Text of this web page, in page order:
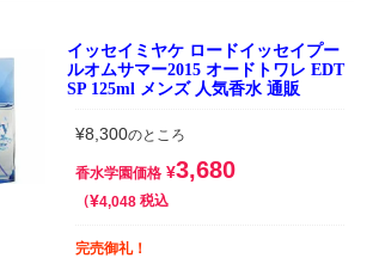
イッセイミヤケ ロードイッセイプー
ルオムサマー2015 オードトワレ EDT
SP 125ml メンズ 人気香水 通販
¥8,300のところ
香水学園価格 ¥3,680
¥4,048 税込
完売御礼！